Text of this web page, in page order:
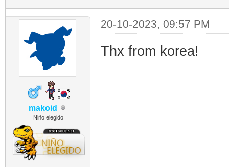
makoid
Niño elegido
20-10-2023, 09:57 PM
Thx from korea!